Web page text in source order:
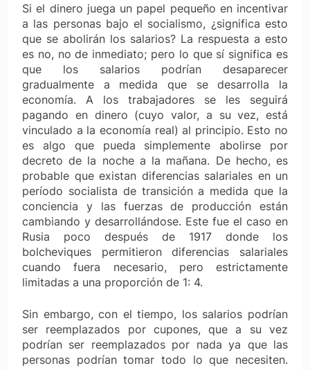
Si el dinero juega un papel pequeño en incentivar
a las personas bajo el socialismo, ¿significa esto
que se abolirán los salarios? La respuesta a esto
es no, no de inmediato; pero lo que sí significa es
que los salarios podrían desaparecer
gradualmente a medida que se desarrolla la
economía. A los trabajadores se les seguirá
pagando en dinero (cuyo valor, a su vez, está
vinculado a la economía real) al principio. Esto no
es algo que pueda simplemente abolirse por
decreto de la noche a la mañana. De hecho, es
probable que existan diferencias salariales en un
período socialista de transición a medida que la
conciencia y las fuerzas de producción están
cambiando y desarrollándose. Este fue el caso en
Rusia poco después de 1917 donde los
bolcheviques permitieron diferencias salariales
cuando fuera necesario, pero estrictamente
limitadas a una proporción de 1: 4.
Sin embargo, con el tiempo, los salarios podrían
ser reemplazados por cupones, que a su vez
podrían ser reemplazados por nada ya que las
personas podrían tomar todo lo que necesiten.